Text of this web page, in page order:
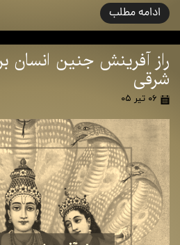
ادامه مطلب
راز آفرینش جنین انسان
شرقی
۰۶ تیر ۰۵